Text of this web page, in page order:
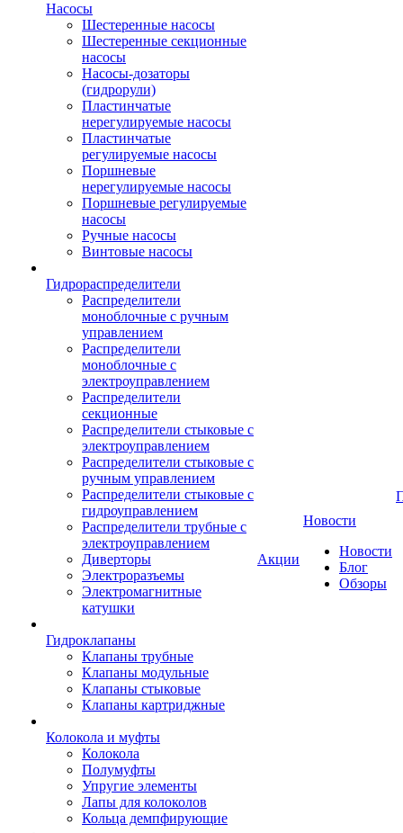
Насосы
Шестеренные насосы
Шестеренные секционные
насосы
Насосы-дозаторы
(гидрорули)
Пластинчатые
нерегулируемые насосы
Пластинчатые
регулируемые насосы
Поршневые
нерегулируемые насосы
Поршневые регулируемые
насосы
Ручные насосы
Винтовые насосы
Гидрораспределители
Распределители
моноблочные с ручным
управлением
Распределители
моноблочные с
электроуправлением
Распределители
секционные
Распределители стыковые с
электроуправлением
Распределители стыковые с
ручным управлением
Распределители стыковые с
гидроуправлением
Распределители трубные с
электроуправлением
Диверторы
Электроразъемы
Электромагнитные
катушки
Гидроклапаны
Клапаны трубные
Клапаны модульные
Клапаны стыковые
Клапаны картриджные
Колокола и муфты
Колокола
Полумуфты
Упругие элементы
Лапы для колоколов
Кольца демпфирующие
Акции
Новости
Новости
Блог
Обзоры